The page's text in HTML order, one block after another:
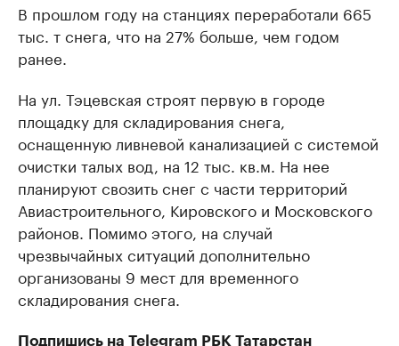
В прошлом году на станциях переработали 665
тыс. т снега, что на 27% больше, чем годом
ранее.
На ул. Тэцевская строят первую в городе
площадку для складирования снега,
оснащенную ливневой канализацией с системой
очистки талых вод, на 12 тыс. кв.м. На нее
планируют свозить снег с части территорий
Авиастроительного, Кировского и Московского
районов. Помимо этого, на случай
чрезвычайных ситуаций дополнительно
организованы 9 мест для временного
складирования снега.
Подпишись на Telegram РБК Татарстан